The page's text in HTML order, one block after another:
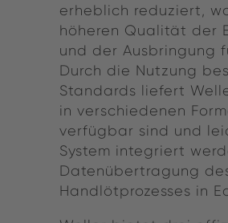
erheblich reduziert,
höheren Qualität der
und der Ausbringung
Durch die Nutzung
Standards liefert
in verschiedenen
verfügbar sind und
System integriert
Datenübertragung
Handlötprozesses in